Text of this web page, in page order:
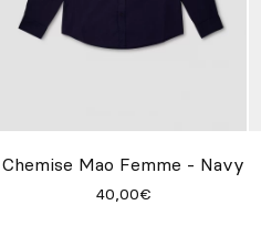
Chemise Mao Femme - Navy
40,00€